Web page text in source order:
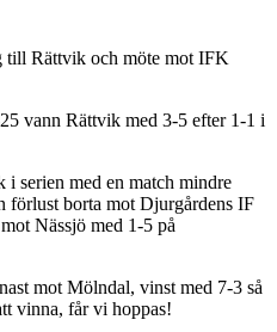
till Rättvik och möte mot IFK
vann Rättvik med 3-5 efter 1-1 i
serien med en match mindre
förlust borta mot Djurgårdens IF
Nässjö med 1-5 på
mot Mölndal, vinst med 7-3 så
vinna, får vi hoppas!